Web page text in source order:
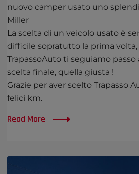
nuovo camper usato uno
Miller
La scelta di un veicolo usato è
difficile sopratutto la prima volta,
TrapassoAuto ti seguiamo passo
scelta finale, quella giusta !
Grazie per aver scelto Trapasso
felici km.
Read More